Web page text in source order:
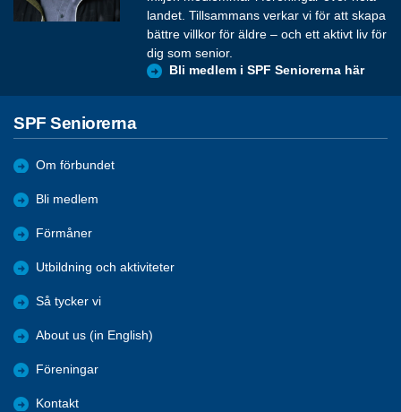
landet. Tillsammans verkar vi för att skapa
bättre villkor för äldre – och ett aktivt liv för
dig som senior.
Bli medlem i SPF Seniorerna här
SPF Seniorerna
Om förbundet
Bli medlem
Förmåner
Utbildning och aktiviteter
Så tycker vi
About us (in English)
Föreningar
Kontakt